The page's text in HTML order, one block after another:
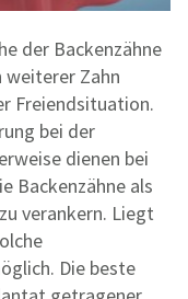
der Backenzähne
Zahn
Freiendsituation.
bei der
dienen bei
Backenzähne als
verankern. Liegt
Die beste